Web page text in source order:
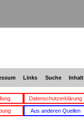
Links Suche Inhalt
Datenschutzerklärung
Aus anderen Quellen